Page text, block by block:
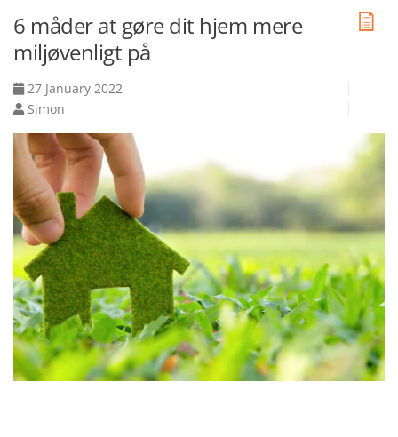
6 måder at gøre dit hjem mere
miljøvenligt på
27 January 2022
Simon